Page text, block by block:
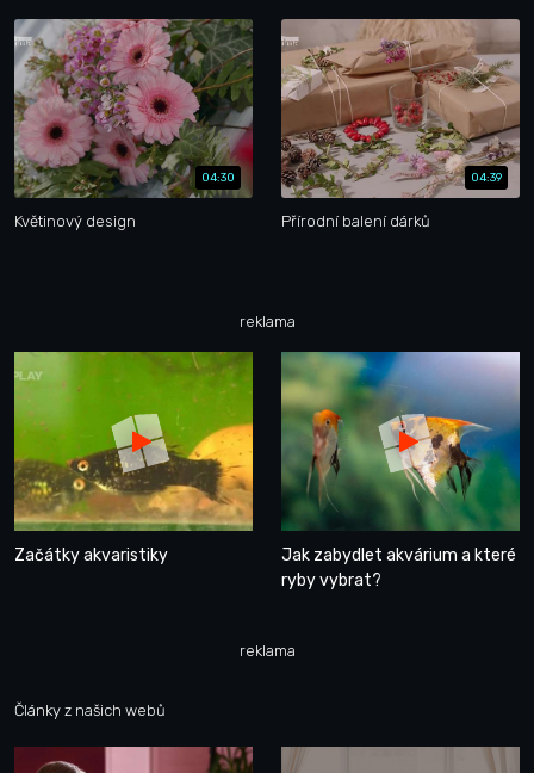
04:30
Květinový design
04:39
Přírodní balení dárků
reklama
Začátky akvaristiky
Jak zabydlet akvárium a které
ryby vybrat?
reklama
Články z našich webů